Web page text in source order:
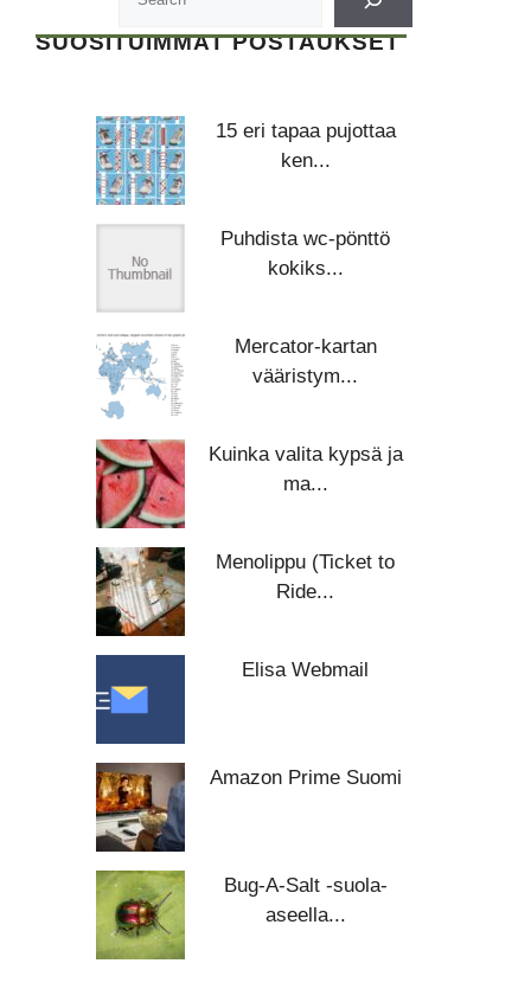
SUOSITUIMMAT POSTAUKSET
15 eri tapaa pujottaa
ken...
Puhdista wc-pönttö
kokiks...
Mercator-kartan
vääristym...
Kuinka valita kypsä ja
ma...
Menolippu (Ticket to
Ride...
Elisa Webmail
Amazon Prime Suomi
Bug-A-Salt -suola-
aseella...